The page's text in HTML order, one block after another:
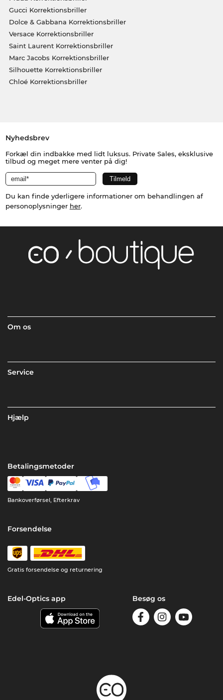
Gucci Korrektionsbriller
Dolce & Gabbana Korrektionsbriller
Versace Korrektionsbriller
Saint Laurent Korrektionsbriller
Marc Jacobs Korrektionsbriller
Silhouette Korrektionsbriller
Chloé Korrektionsbriller
Nyhedsbrev
Forkæl din indbakke med lidt luksus. Private Sales, eksklusive
tilbud og meget mere venter på dig!
Du kan finde yderligere informationer om behandlingen af
personoplysninger her.
Om os
Service
Hjælp
Betalingsmetoder
Bankoverførsel, Efterkrav
Forsendelse
Gratis forsendelse og returnering
Edel-Optics app Besøg os